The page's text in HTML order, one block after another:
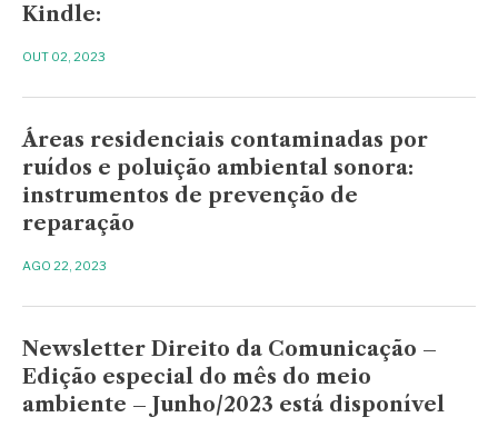
Kindle:
OUT 02, 2023
Áreas residenciais contaminadas por
ruídos e poluição ambiental sonora:
instrumentos de prevenção de
reparação
AGO 22, 2023
Newsletter Direito da Comunicação –
Edição especial do mês do meio
ambiente – Junho/2023 está disponível